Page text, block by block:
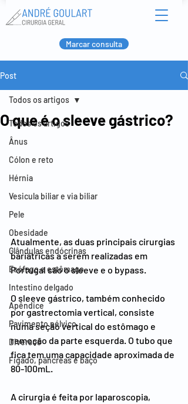
Marcar consulta
Post
Todos os artigos
Ânus
Cólon e reto
Hérnia
Vesicula biliar e via biliar
Pele
Obesidade
Glândulas endócrinas
Esófago e estômago
Intestino delgado
Apêndice
Pavimento pélvico
Diversos
Figado, pâncreas e baço
Todos os artigos
O que é o sleeve gástrico?
Atualmente, as duas principais cirurgias
bariátricas a serem realizadas em
Portugal são o sleeve e o bypass.
O sleeve gástrico, também conhecido
por gastrectomia vertical, consiste
numa seção vertical do estômago e
remoção da parte esquerda. O tubo que
fica tem uma capacidade aproximada de
80-100mL.
A cirurgia é feita por laparoscopia,